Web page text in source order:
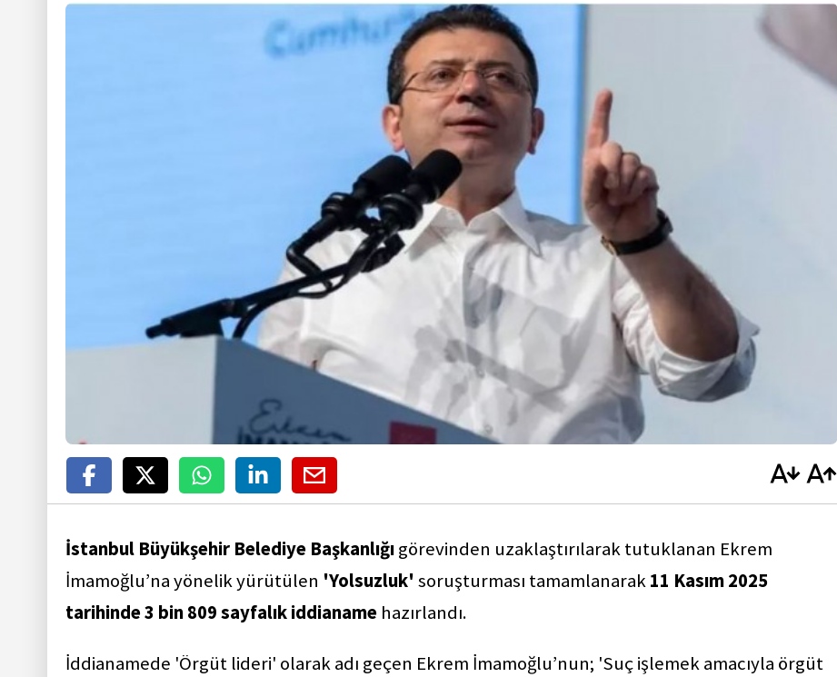
İstanbul Büyükşehir Belediye Başkanlığıgörevinden uzaklaştırılarak tutuklanan Ekrem
İmamoğlu’na yönelik yürütülen 'Yolsuzluk'soruşturması tamamlanarak11 Kasım 2025
tarihinde 3 bin 809 sayfalık iddianame hazırlandı.
İddianamede 'Örgüt lideri' olarak adı geçen Ekrem İmamoğlu’nun; 'Suç işlemek amacıyla örgüt